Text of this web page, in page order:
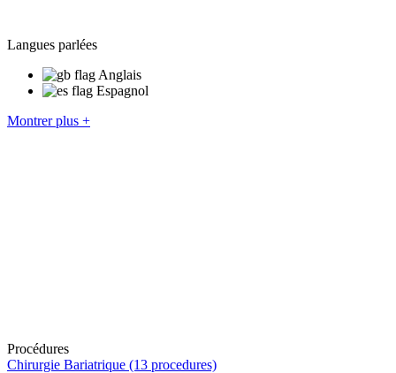
Langues parlées
Anglais
Espagnol
Montrer plus +
Procédures
Chirurgie Bariatrique (13 procedures)